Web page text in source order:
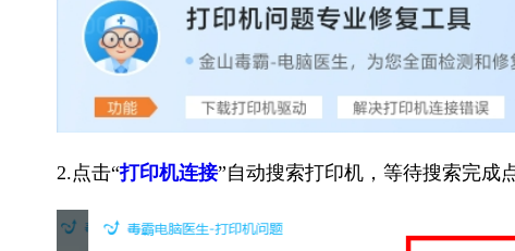
2.点击“打印机连接”自动搜索打印机，等待搜索完成